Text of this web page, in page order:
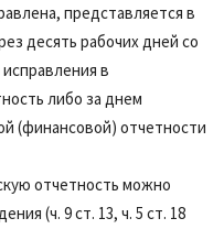
представляется в
десять рабочих дней со
в
либо за днем
(финансовой) отчетности
отчетность можно
(ч. 9 ст. 13, ч. 5 ст. 18